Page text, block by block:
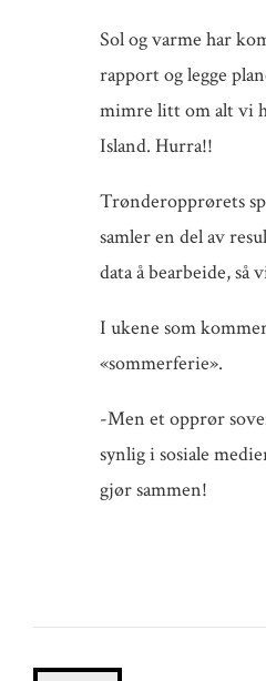
Sol og varme har
rapport og legge
mimre litt om alt vi
Island. Hurra!!
Trønderopprørets
samler en del av
data å bearbeide,
I ukene som
«sommerferie».
-Men et opprør
synlig i sosiale
gjør sammen!